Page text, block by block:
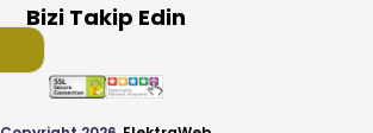
Bizi Takip Edin